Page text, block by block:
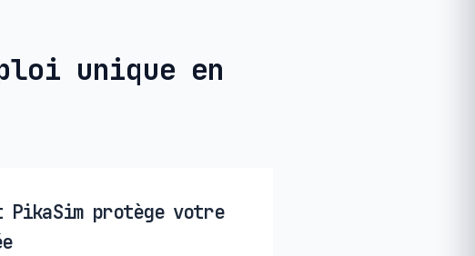
unique en
PikaSim protège votre